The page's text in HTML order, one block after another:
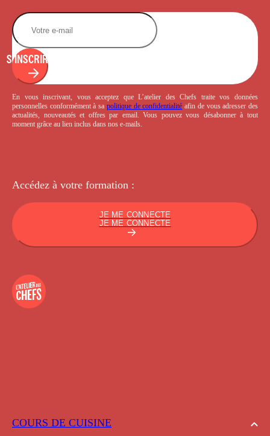
COURS DE CUISINE
S'INSCRIRE
En vous inscrivant, vous acceptez que L’atelier des Chefs traite vos données
personnelles conformément à sa politique de confidentialité afin de vous adresser des
actualités, nouveautés et offres par email. Vous pouvez vous désabonner à tout
moment grâce au lien inclus dans nos e-mails.
Accédez à votre formation :
JE ME CONNECTE
JE ME CONNECTE